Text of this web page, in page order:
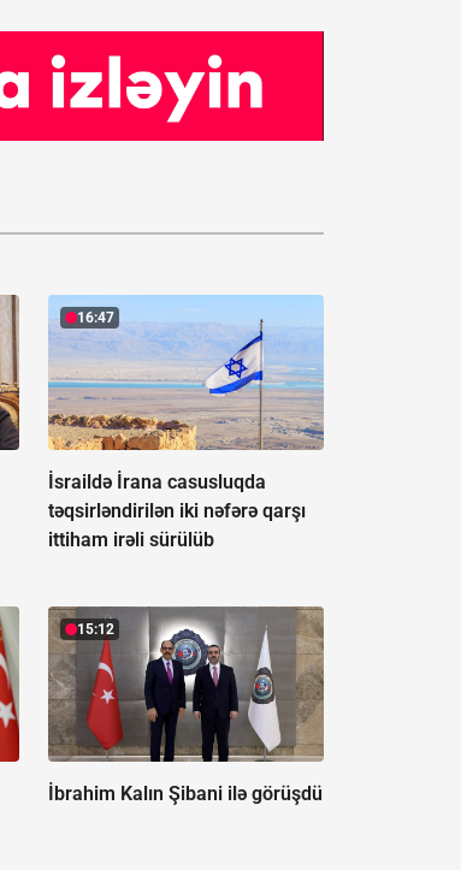
16:47
İsraildə İrana casusluqda
təqsirləndirilən iki nəfərə qarşı
ittiham irəli sürülüb
15:12
İbrahim Kalın Şibani ilə görüşdü